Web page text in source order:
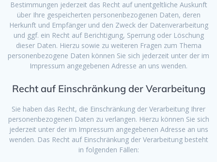
Bestimmungen jederzeit das Recht auf unentgeltliche Auskunft
über Ihre gespeicherten personenbezogenen Daten, deren
Herkunft und Empfänger und den Zweck der Datenverarbeitung
und ggf. ein Recht auf Berichtigung, Sperrung oder Löschung
dieser Daten. Hierzu sowie zu weiteren Fragen zum Thema
personenbezogene Daten können Sie sich jederzeit unter der im
Impressum angegebenen Adresse an uns wenden.
Recht auf Einschränkung der Verarbeitung
Sie haben das Recht, die Einschränkung der Verarbeitung Ihrer
personenbezogenen Daten zu verlangen. Hierzu können Sie sich
jederzeit unter der im Impressum angegebenen Adresse an uns
wenden. Das Recht auf Einschränkung der Verarbeitung besteht
in folgenden Fällen: